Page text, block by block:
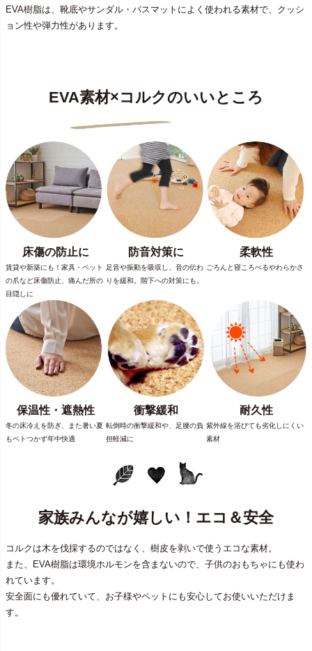
EVA樹脂は、靴底やサンダル・バスマットによく使われる素材で、クッシ
ョン性や弾力性があります。
EVA素材×コルクのいいところ
床傷の防止に 防音対策に 柔軟性
賃貸や新築にも！家具・ペット
の爪など床傷防止、痛んだ所の
目隠しに
足音や振動を吸収し、音の伝わ
りを緩和。階下への対策にも。
ごろんと寝ころべるやわらかさ
保温性・遮熱性 衝撃緩和 耐久性
冬の床冷えを防ぎ、また暑い夏
もベトつかず年中快適
転倒時の衝撃緩和や、足腰の負
担軽減に
紫外線を浴びても劣化しにくい
素材
家族みんなが嬉しい！エコ＆安全
コルクは木を伐採するのではなく、樹皮を剥いで使うエコな素材。
また、EVA樹脂は環境ホルモンを含まないので、子供のおもちゃにも使わ
れています。
安全面にも優れていて、お子様やペットにも安心してお使いいただけま
す。